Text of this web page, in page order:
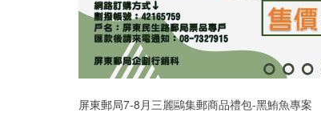
屏東郵局7-8月三麗鷗集郵商品禮包-黑鮪魚專案